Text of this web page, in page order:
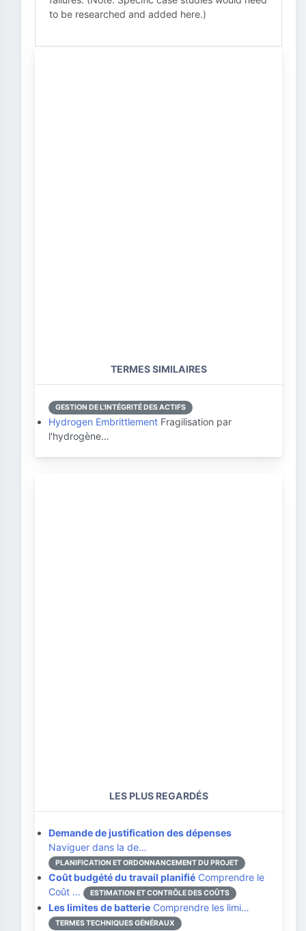
to be researched and added here.)
TERMES SIMILAIRES
GESTION DE L'INTÉGRITÉ DES ACTIFS
Hydrogen Embrittlement Fragilisation par
l'hydrogène…
LES PLUS REGARDÉS
Demande de justification des dépenses
Naviguer dans la de…
PLANIFICATION ET ORDONNANCEMENT DU PROJET
Coût budgété du travail planifié Comprendre le
Coût …
ESTIMATION ET CONTRÔLE DES COÛTS
Les limites de batterie Comprendre les limi…
TERMES TECHNIQUES GÉNÉRAUX